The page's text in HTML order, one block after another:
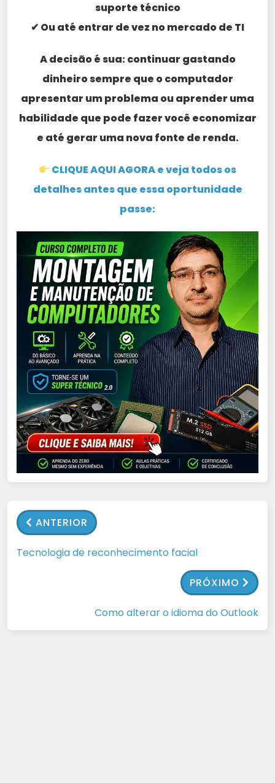
suporte técnico
✔ Ou até entrar de vez no mercado de TI
A decisão é sua: continuar gastando
dinheiro sempre que o computador
apresentar um problema ou aprender uma
habilidade que pode fazer você economizar
e até gerar uma nova fonte de renda.
CLIQUE AQUI AGORA e veja todos os
detalhes antes que essa oportunidade
passe:
ANTERIOR
Tecnologia de reconhecimento facial
PRÓXIMO
Como alterar o idioma do Outlook